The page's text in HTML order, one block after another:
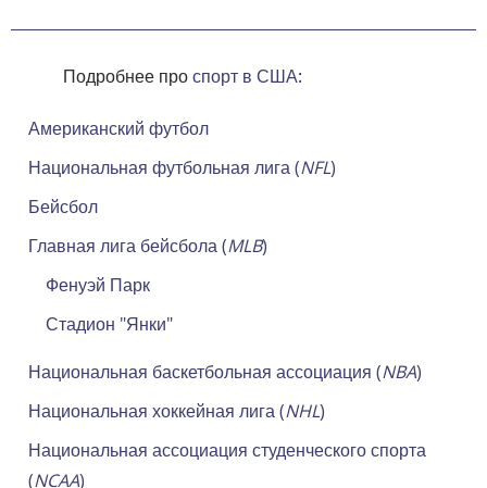
Подробнее проспорт в США:
Американский футбол
Национальная футбольная лига (NFL)
Бейсбол
Главная лига бейсбола (MLB)
Фенуэй Парк
Стадион "Янки"
Национальная баскетбольная ассоциация (NBA)
Национальная хоккейная лига (NHL)
Национальная ассоциация студенческого спорта
(NCAA)